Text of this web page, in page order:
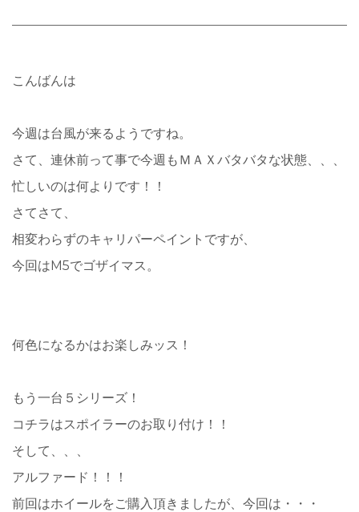
こんばんは
今週は台風が来るようですね。
さて、連休前って事で今週もＭＡＸバタバタな状態、、、
忙しいのは何よりです！！
さてさて、
相変わらずのキャリパーペイントですが、
今回はM5でゴザイマス。
何色になるかはお楽しみッス！
もう一台５シリーズ！
コチラはスポイラーのお取り付け！！
そして、、、
アルファード！！！
前回はホイールをご購入頂きましたが、今回は・・・